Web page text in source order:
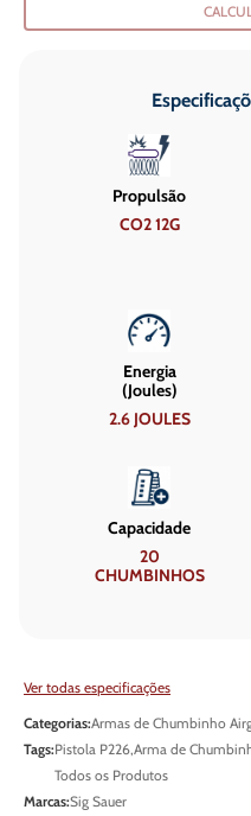
Propulsão
CO2 12G
Energia
(Joules)
2.6 JOULES
Capacidade
20
CHUMBINHOS
Ver todas especificações
Categorias:Armas de Chumbinho
Tags:Pistola P226,Arma de
Todos os Produtos
Marcas:Sig Sauer